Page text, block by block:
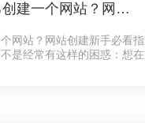
如何创建网站？怎么自己创建一个网站？网站创建新手必看指南！
网站？网站创建新手必看
是经常有这样的困惑：想